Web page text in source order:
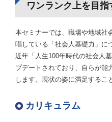
ワンランク上を目
本セミナーでは、職場や地域社
唱している「社会人基礎力」に
近年「人生100年時代の社会人
プデートされており、自らが能
します。現状の姿に満足するこ
カリキュラム